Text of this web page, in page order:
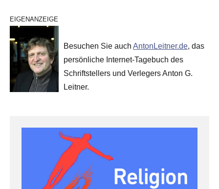
EIGENANZEIGE
Besuchen Sie auch AntonLeitner.de, das
persönliche Internet-Tagebuch des
Schriftstellers und Verlegers Anton G.
Leitner.